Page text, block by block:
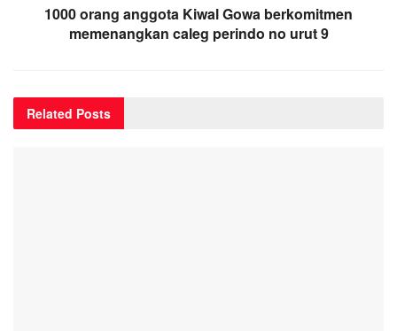
1000 orang anggota Kiwal Gowa berkomitmen
memenangkan caleg perindo no urut 9
Related Posts